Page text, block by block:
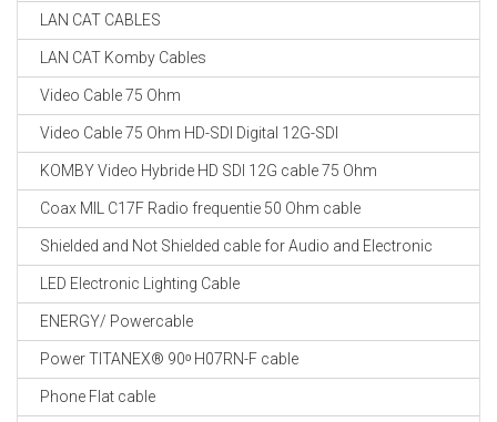
LAN CAT CABLES
LAN CAT Komby Cables
Video Cable 75 Ohm
Video Cable 75 Ohm HD-SDI Digital 12G-SDI
KOMBY Video Hybride HD SDI 12G cable 75 Ohm
Coax MIL C17F Radio frequentie 50 Ohm cable
Shielded and Not Shielded cable for Audio and Electronic
LED Electronic Lighting Cable
ENERGY/ Powercable
Power TITANEX® 90ᵒ H07RN-F cable
Phone Flat cable